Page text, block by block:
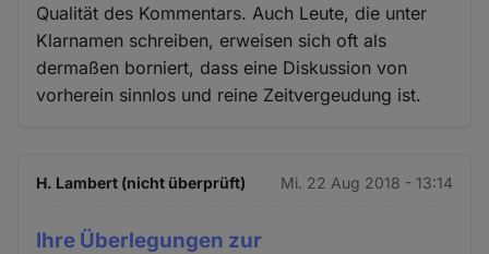
Qualität des Kommentars. Auch Leute, die unter
Klarnamen schreiben, erweisen sich oft als
dermaßen borniert, dass eine Diskussion von
vorherein sinnlos und reine Zeitvergeudung ist.
H. Lambert (nicht überprüft) Mi. 22 Aug 2018 - 13:14
Ihre Überlegungen zur